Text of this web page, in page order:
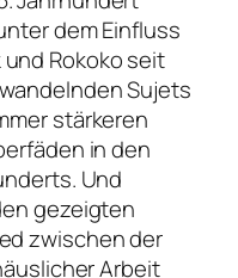
dem Einfluss
Rokoko seit
Sujets
stärkeren
in den
Und
gezeigten
zwischen der
Arbeit